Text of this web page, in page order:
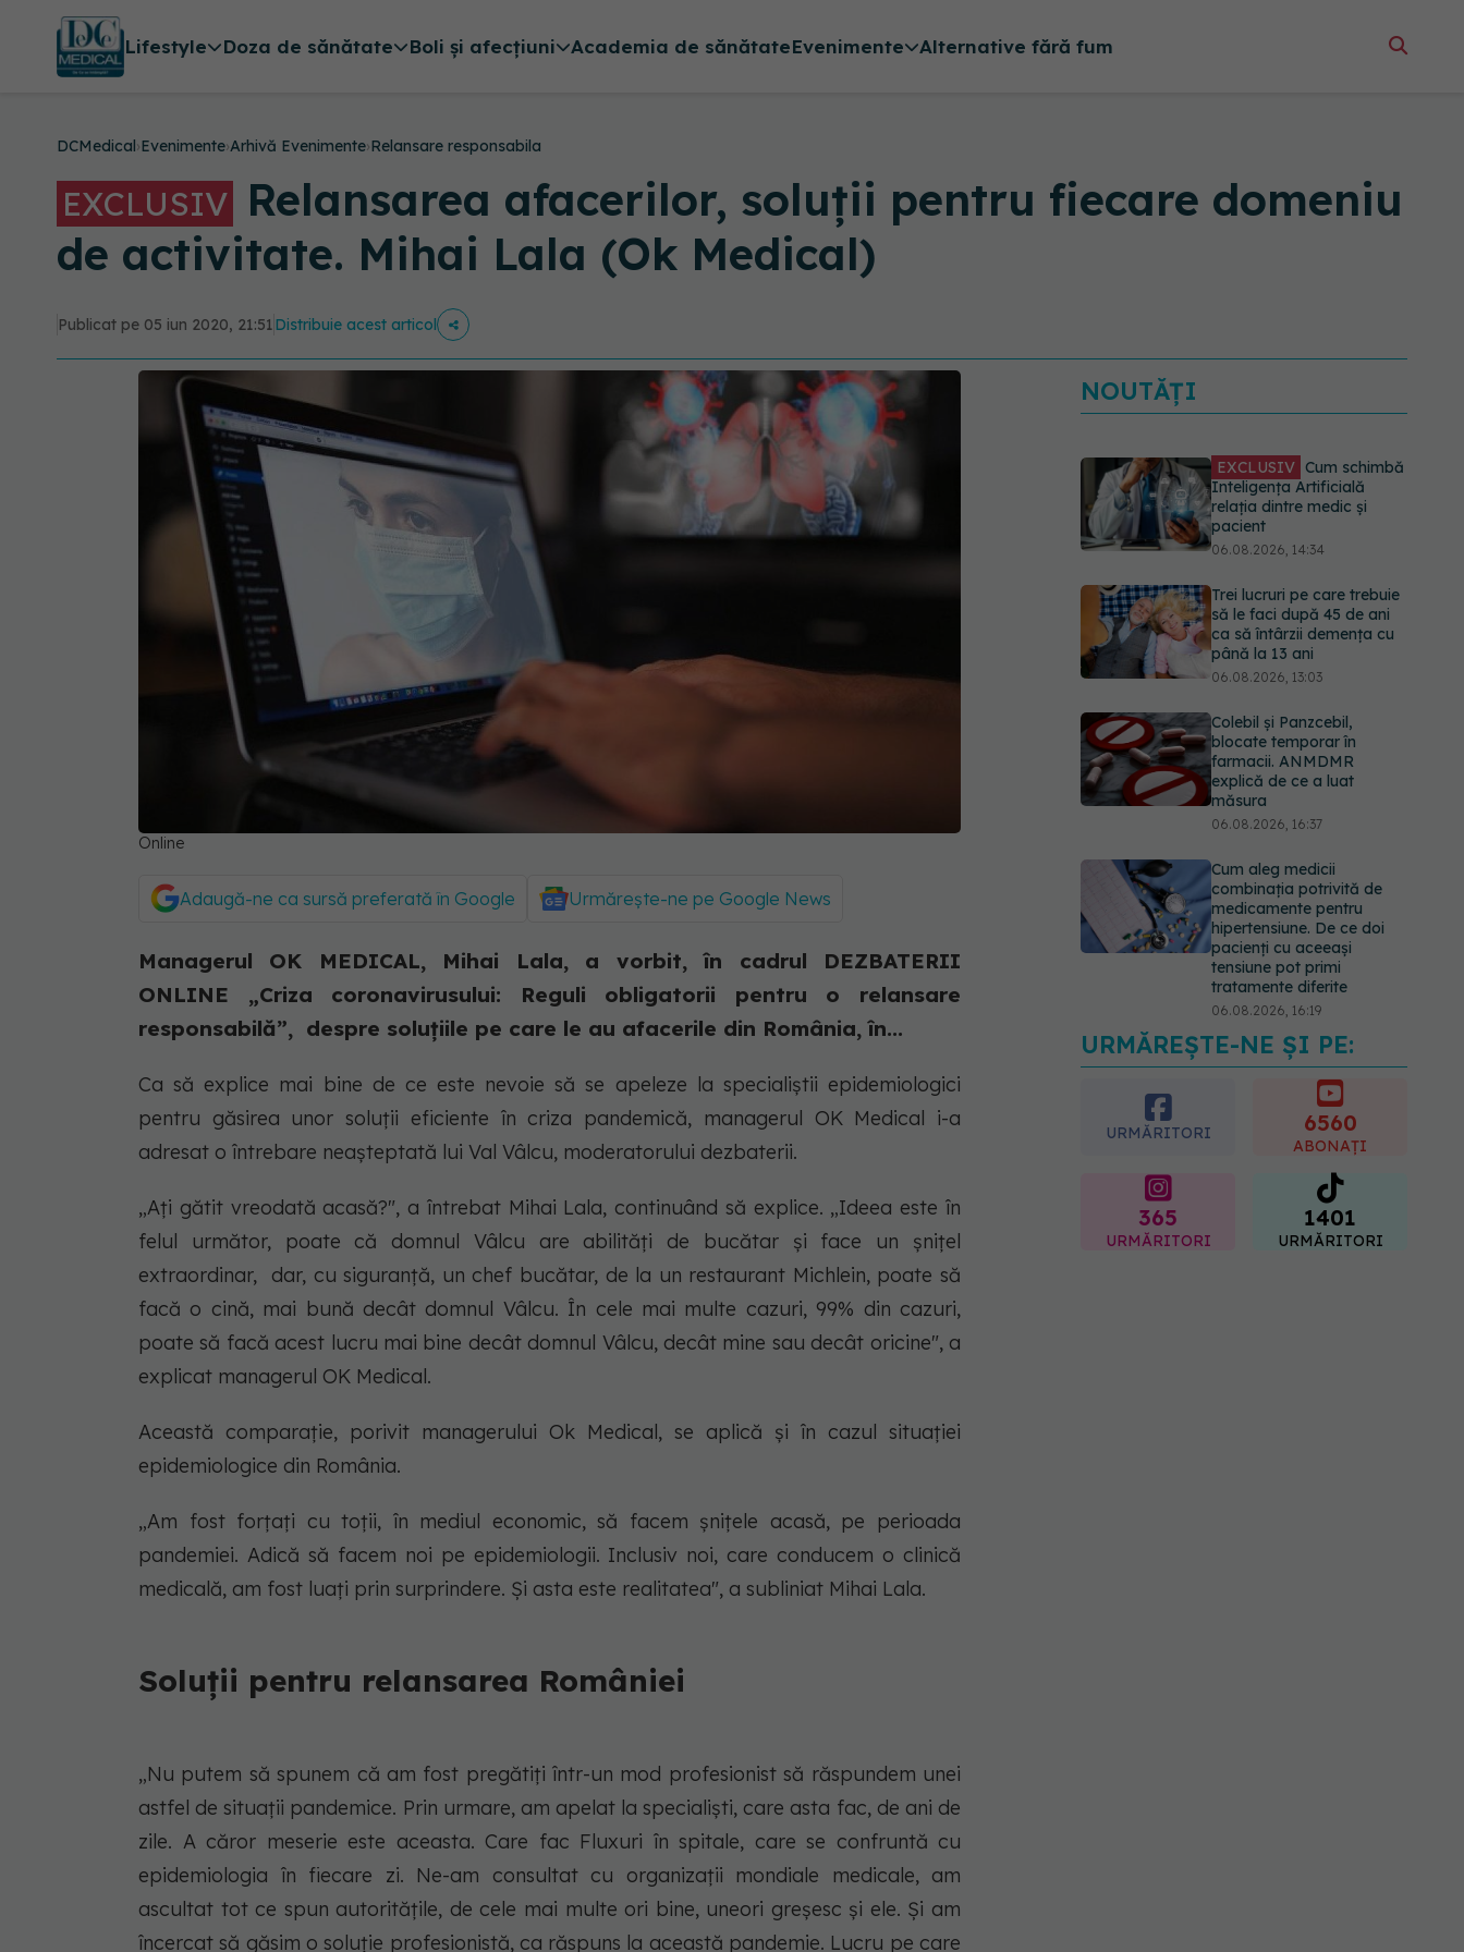
Lifestyle Doza de sănătate Boli și afecțiuni Academia de sănătateEvenimente Alternative fără fum
DCMedical›Evenimente›Arhivă Evenimente›Relansare responsabila
EXCLUSIV Relansarea afacerilor, soluții pentru fiecare domeniu
de activitate. Mihai Lala (Ok Medical)
Publicat pe 05 iun 2020, 21:51Distribuie acest articol
Online
Adaugă-ne ca sursă preferată în Google Urmărește-ne pe Google News
Managerul OK MEDICAL, Mihai Lala, a vorbit, în cadrul DEZBATERII
ONLINE „Criza coronavirusului: Reguli obligatorii pentru o relansare
responsabilă”, despre soluțiile pe care le au afacerile din România, în...
Ca să explice mai bine de ce este nevoie să se apeleze la specialiștii epidemiologici
pentru găsirea unor soluții eficiente în criza pandemică, managerul OK Medical i-a
adresat o întrebare neașteptată lui Val Vâlcu, moderatorului dezbaterii.
„Ați gătit vreodată acasă?", a întrebat Mihai Lala, continuând să explice. „Ideea este în
felul următor, poate că domnul Vâlcu are abilități de bucătar și face un șnițel
extraordinar, dar, cu siguranță, un chef bucătar, de la un restaurant Michlein, poate să
facă o cină, mai bună decât domnul Vâlcu. În cele mai multe cazuri, 99% din cazuri,
poate să facă acest lucru mai bine decât domnul Vâlcu, decât mine sau decât oricine", a
explicat managerul OK Medical.
Această comparație, porivit managerului Ok Medical, se aplică și în cazul situației
epidemiologice din România.
„Am fost forțați cu toții, în mediul economic, să facem șnițele acasă, pe perioada
pandemiei. Adică să facem noi pe epidemiologii. Inclusiv noi, care conducem o clinică
medicală, am fost luați prin surprindere. Și asta este realitatea", a subliniat Mihai Lala.
Soluții pentru relansarea României
„Nu putem să spunem că am fost pregătiți într-un mod profesionist să răspundem unei
astfel de situații pandemice. Prin urmare, am apelat la specialiști, care asta fac, de ani de
zile. A căror meserie este aceasta. Care fac Fluxuri în spitale, care se confruntă cu
epidemiologia în fiecare zi. Ne-am consultat cu organizații mondiale medicale, am
ascultat tot ce spun autoritățile, de cele mai multe ori bine, uneori greșesc și ele. Și am
încercat să găsim o soluție profesionistă, ca răspuns la această pandemie. Lucru pe care
NOUTĂȚI
Trei lucruri pe care trebuie
să le faci după 45 de ani
ca să întârzii demența cu
până la 13 ani
06.08.2026, 13:03
Colebil și Panzcebil,
blocate temporar în
farmacii. ANMDMR
explică de ce a luat
măsura
Cum aleg medicii
combinația potrivită de
medicamente pentru
hipertensiune. De ce doi
pacienți cu aceeași
tratamente diferite
06.08.2026, 16:19
Ilie Bolojan, anunț despre
spitale în contextul crizei
energetice
06.08.2026, 15:24
EXCLUSIV Cum schimbă
Inteligența Artificială
relația dintre medic și
06.08.2026, 14:34
URMĂREȘTE-NE ȘI PE:
URMĂRITORI 6560
ABONAȚI
365
URMĂRITORI
1401
URMĂRITORI